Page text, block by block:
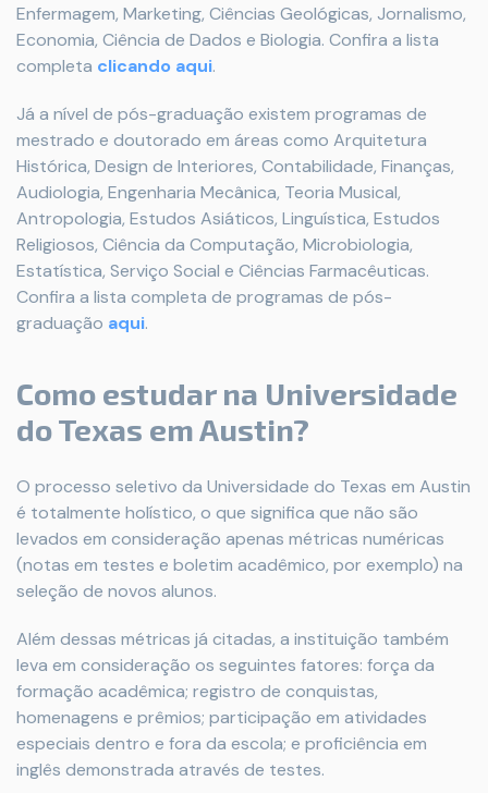
Enfermagem, Marketing, Ciências Geológicas, Jornalismo,
Economia, Ciência de Dados e Biologia. Confira a lista
completa clicando aqui.
Já a nível de pós-graduação existem programas de
mestrado e doutorado em áreas como Arquitetura
Histórica, Design de Interiores, Contabilidade, Finanças,
Audiologia, Engenharia Mecânica, Teoria Musical,
Antropologia, Estudos Asiáticos, Linguística, Estudos
Religiosos, Ciência da Computação, Microbiologia,
Estatística, Serviço Social e Ciências Farmacêuticas.
Confira a lista completa de programas de pós-
graduação aqui.
Como estudar na Universidade
do Texas em Austin?
O processo seletivo da Universidade do Texas em Austin
é totalmente holístico, o que significa que não são
levados em consideração apenas métricas numéricas
(notas em testes e boletim acadêmico, por exemplo) na
seleção de novos alunos.
Além dessas métricas já citadas, a instituição também
leva em consideração os seguintes fatores: força da
formação acadêmica; registro de conquistas,
homenagens e prêmios; participação em atividades
especiais dentro e fora da escola; e proficiência em
inglês demonstrada através de testes.